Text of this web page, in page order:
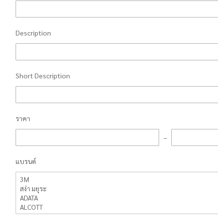
Description
Short Description
ราคา
แบรนด์